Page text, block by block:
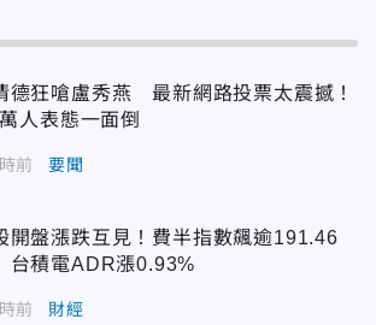
德狂嗆盧秀燕 最新網路投票太震撼！
人表態一面倒
前 要聞
開盤漲跌互見！費半指數飆逾191.46
積電ADR漲0.93%
前 財經